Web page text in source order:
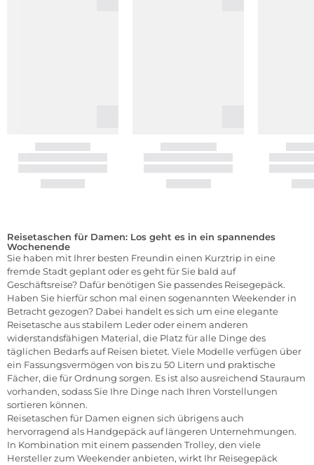
Reisetaschen für Damen: Los geht es in ein spannendes
Wochenende
Sie haben mit Ihrer besten Freundin einen Kurztrip in eine
fremde Stadt geplant oder es geht für Sie bald auf
Geschäftsreise? Dafür benötigen Sie passendes Reisegepäck.
Haben Sie hierfür schon mal einen sogenannten Weekender in
Betracht gezogen? Dabei handelt es sich um eine elegante
Reisetasche aus stabilem Leder oder einem anderen
widerstandsfähigen Material, die Platz für alle Dinge des
täglichen Bedarfs auf Reisen bietet. Viele Modelle verfügen über
ein Fassungsvermögen von bis zu 50 Litern und praktische
Fächer, die für Ordnung sorgen. Es ist also ausreichend Stauraum
vorhanden, sodass Sie Ihre Dinge nach Ihren Vorstellungen
sortieren können.
Reisetaschen für Damen eignen sich übrigens auch
hervorragend als Handgepäck auf längeren Unternehmungen.
In Kombination mit einem passenden Trolley, den viele
Hersteller zum Weekenderanbieten, wirkt Ihr Reisegepäck